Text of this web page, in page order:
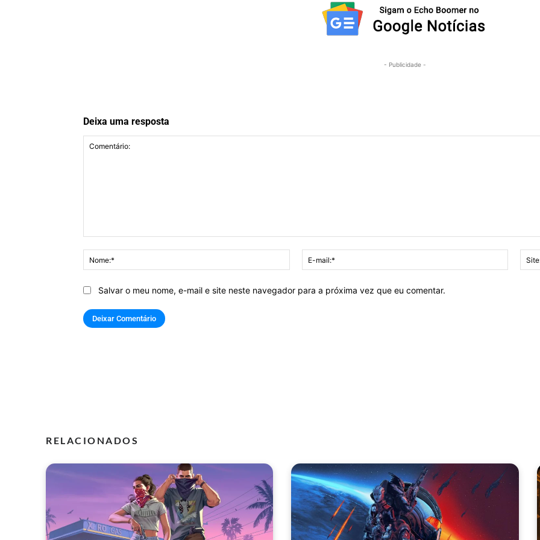
- Publicidade -
Deixa uma resposta
Nome:*
mail:*
Salvar o meu nome, e-mail e site neste navegador para a próxima vez que eu comentar.
RELACIONADOS